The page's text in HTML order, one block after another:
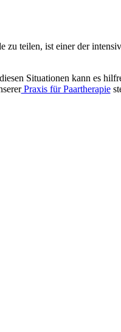
zu teilen, ist einer der
Situationen kann es
Praxis für Paartherapie